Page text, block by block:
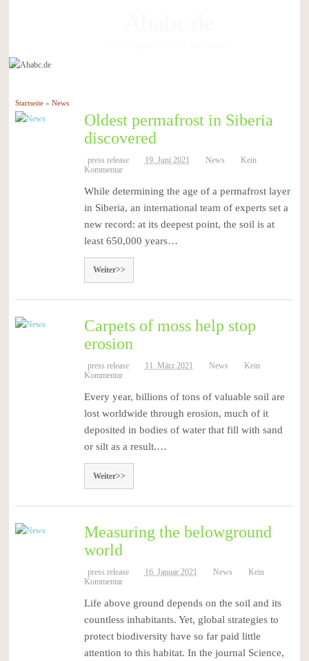
Startseite» News
Oldest permafrost in Siberia
discovered
press release 19. Juni 2021 News
Kein
Kommentar
While determining the age of a permafrost layer
in Siberia, an international team of experts set a
new record: at its deepest point, the soil is at
least 650,000 years…
Weiter>>
Carpets of moss help stop
erosion
press release 11. März 2021 News
Kein
Kommentar
Every year, billions of tons of valuable soil are
lost worldwide through erosion, much of it
deposited in bodies of water that fill with sand
or silt as a result.…
Weiter>>
Measuring the belowground
world
press release 16. Januar 2021 News
Kein
Kommentar
Life above ground depends on the soil and its
countless inhabitants. Yet, global strategies to
protect biodiversity have so far paid little
attention to this habitat. In the journal Science,